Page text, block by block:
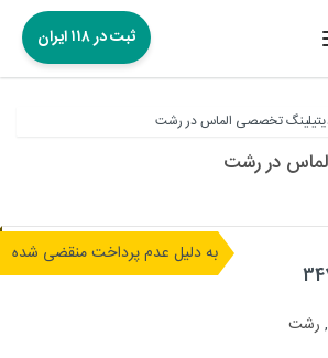
ثبت در ۱۱۸ ایران
تخصصی الماس در رشت
در رشت
به دلیل عدم پرداخت منقضی شده
رشت